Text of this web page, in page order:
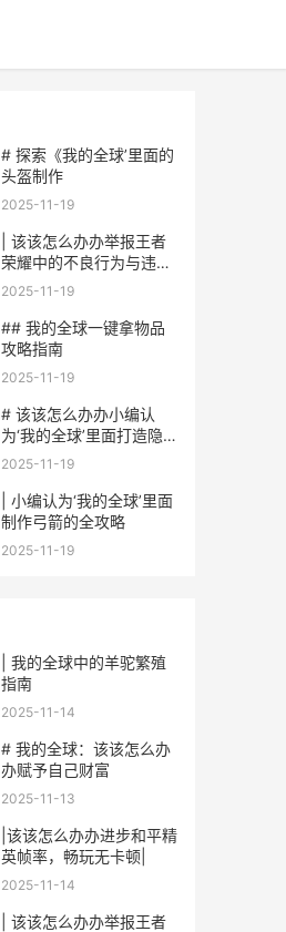
# 探索《我的全球’里面的
头盔制作
2025-11-19
| 该该怎么办办举报王者
荣耀中的不良行为与违规
玩家
2025-11-19
## 我的全球一键拿物品
攻略指南
2025-11-19
# 该该怎么办办小编认
为‘我的全球’里面打造隐藏
房子
2025-11-19
| 小编认为‘我的全球’里面
制作弓箭的全攻略
2025-11-19
| 我的全球中的羊驼繁殖
指南
2025-11-14
# 我的全球：该该怎么办
办赋予自己财富
2025-11-13
|该该怎么办办进步和平精
英帧率，畅玩无卡顿|
2025-11-14
| 该该怎么办办举报王者